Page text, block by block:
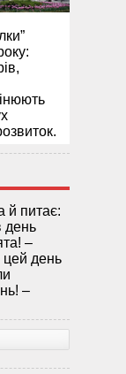
й питає:
день
–
цей день
–